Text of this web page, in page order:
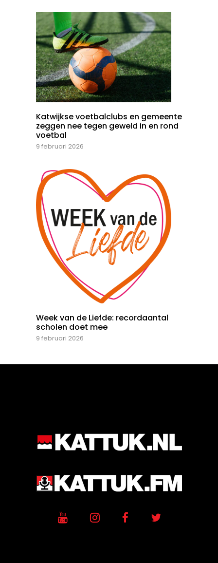
Katwijkse voetbalclubs en gemeente
zeggen nee tegen geweld in en rond
voetbal
9 februari 2026
Week van de Liefde: recordaantal
scholen doet mee
9 februari 2026